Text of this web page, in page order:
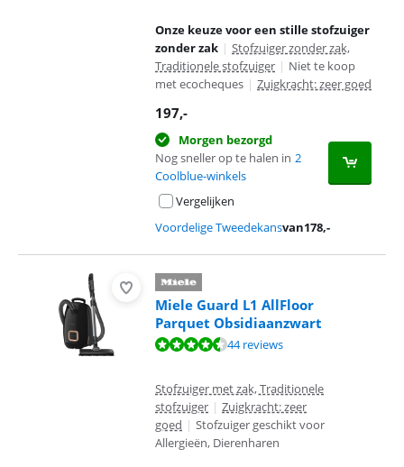
Onze keuze voor een stille stofzuiger
zonder zak | Stofzuiger zonder zak,
Traditionele stofzuiger | Niet te koop
met ecocheques | Zuigkracht: zeer goed
197,-
Morgen bezorgd
Nog sneller op te halen in 2
Coolblue-winkels
Vergelijken
Voordelige Tweedekansvan178,-
Miele Guard L1 AllFloor
Parquet Obsidiaanzwart
Beoordeling is 9,1 van de 10, gebaseerd op 44 reviews.
44 reviews
Stofzuiger met zak, Traditionele
stofzuiger | Zuigkracht: zeer
goed | Stofzuiger geschikt voor
Allergieën, Dierenharen